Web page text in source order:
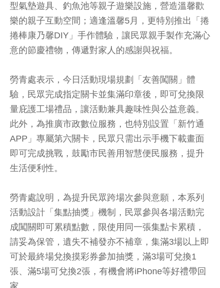
型氣墊遊具、釣魚池等親子遊樂設施，營造溫馨歡
樂的親子互動空間；適逢溫馨5月，更特別推出「捲
捲棒康乃馨DIY」手作體驗，讓民眾親手製作充滿心
意的節慶禮物，傳遞對家人的感謝與祝福。
勞青處表示，今日活動現場規劃「友善闖關」體
驗，民眾完成指定關卡並集滿印章後，即可兌換限
量庇護工場禮品，讓活動兼具趣味性與公益意義。
此外，為推廣市政數位服務，也特別設置「新竹通
APP」專屬第六關卡，民眾只需出示手機下載畫面
即可完成挑戰，鼓勵市民善用智慧便民服務，提升
生活便利性。
勞青處說明，為提升民眾跨場次參與意願，本系列
活動設計「集點抽獎」機制，民眾參與各場活動完
成闖關即可累積點數，限使用同一張集點卡累積，
請妥為保管，遺失不補發亦不補章，集滿3場以上即
可於最終場兌換摸彩券參加抽獎，滿3場可兌換1
張、滿5場可兌換2張，有機會將iPhone等好禮帶回
家。